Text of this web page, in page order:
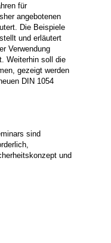
für
angebotenen
Die Beispiele
und erläutert
Verwendung
Weiterhin soll die
gezeigt werden
DIN 1054
sind
und